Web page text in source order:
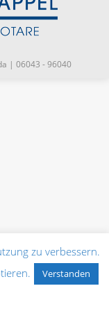
| 06043 - 96040
zu verbessern.
Verstanden